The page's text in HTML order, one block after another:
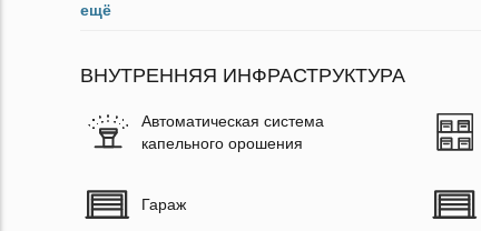
ещё
ВНУТРЕННЯЯ ИНФРАСТРУКТУРА
Автоматическая система
капельного орошения
Гараж